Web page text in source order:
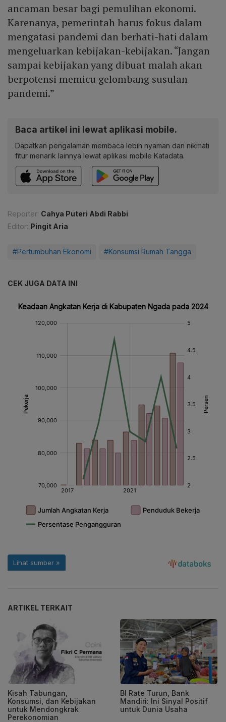
ancaman besar bagi pemulihan ekonomi.
Karenanya, pemerintah harus fokus dalam
mengatasi pandemi dan berhati-hati dalam
mengeluarkan kebijakan-kebijakan. “Jangan
sampai kebijakan yang dibuat malah akan
berpotensi memicu gelombang susulan
pandemi.”
Baca artikel ini lewat aplikasi mobile.
Dapatkan pengalaman membaca lebih nyaman dan nikmati
fitur menarik lainnya lewat aplikasi mobile Katadata.
Reporter: Cahya Puteri Abdi Rabbi
Editor: Pingit Aria
#Pertumbuhan Ekonomi #Konsumsi Rumah Tangga
CEK JUGA DATA INI
ARTIKEL TERKAIT
Kisah Tabungan,
Konsumsi, dan Kebijakan
untuk Mendongkrak
Perekonomian
BI Rate Turun, Bank
Mandiri: Ini Sinyal Positif
untuk Dunia Usaha